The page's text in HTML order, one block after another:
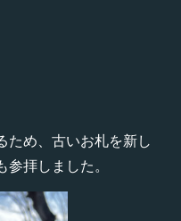
ため、古いお札を新し
拝しました。